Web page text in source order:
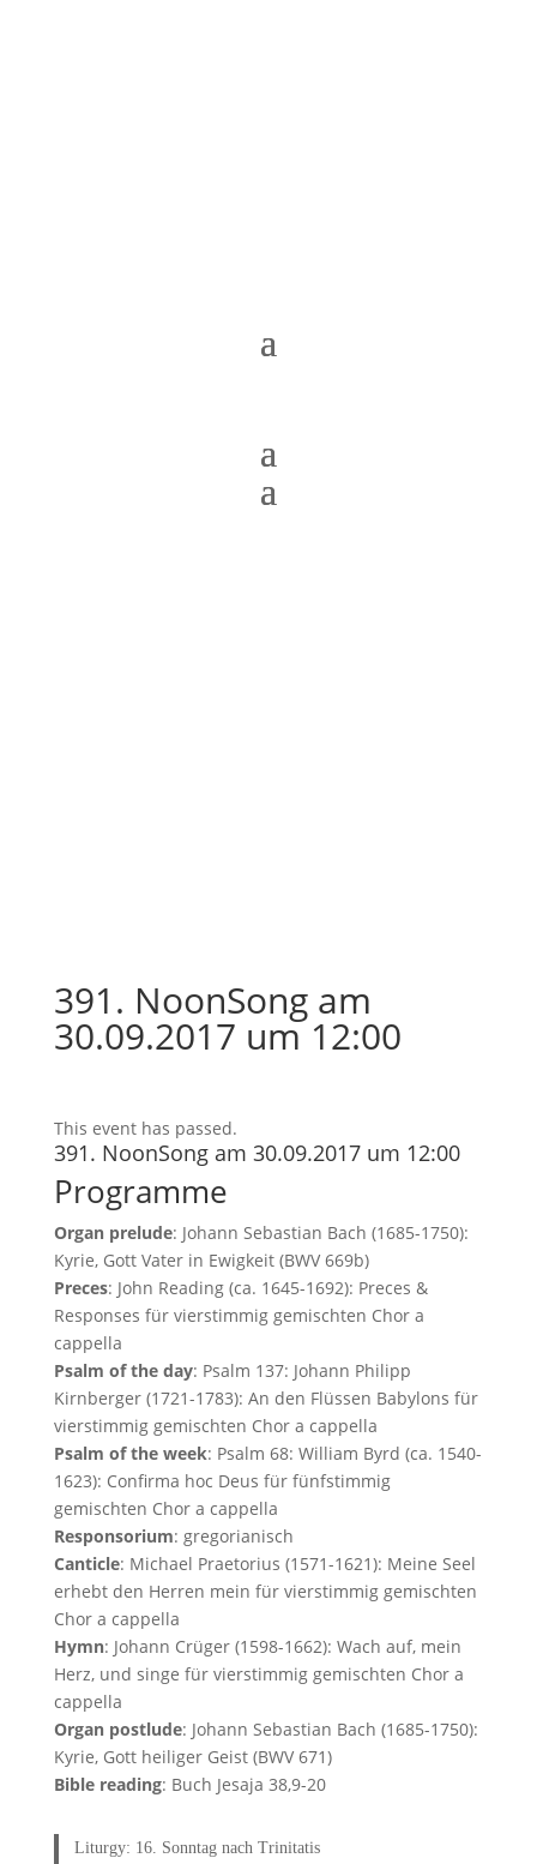
391. NoonSong am
30.09.2017 um 12:00
This event has passed.
391. NoonSong am 30.09.2017 um 12:00
Programme
Organ prelude: Johann Sebastian Bach (1685-1750):
Kyrie, Gott Vater in Ewigkeit (BWV 669b)
Preces: John Reading (ca. 1645-1692): Preces &
Responses für vierstimmig gemischten Chor a
cappella
Psalm of the day: Psalm 137: Johann Philipp
Kirnberger (1721-1783): An den Flüssen Babylons für
vierstimmig gemischten Chor a cappella
Psalm of the week: Psalm 68: William Byrd (ca. 1540-
1623): Confirma hoc Deus für fünfstimmig
gemischten Chor a cappella
Responsorium: gregorianisch
Canticle: Michael Praetorius (1571-1621): Meine Seel
erhebt den Herren mein für vierstimmig gemischten
Chor a cappella
Hymn: Johann Crüger (1598-1662): Wach auf, mein
Herz, und singe für vierstimmig gemischten Chor a
cappella
Organ postlude: Johann Sebastian Bach (1685-1750):
Kyrie, Gott heiliger Geist (BWV 671)
Bible reading: Buch Jesaja 38,9-20
Liturgy: 16. Sonntag nach Trinitatis